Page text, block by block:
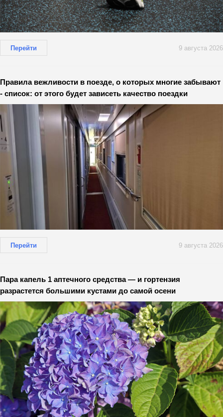
Перейти 9 августа 2026
Правила вежливости в поезде, о которых многие забывают
- список: от этого будет зависеть качество поездки
Перейти 9 августа 2026
Пара капель 1 аптечного средства — и гортензия
разрастется большими кустами до самой осени